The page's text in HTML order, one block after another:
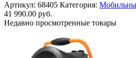
Артикул: 68405 Категория:
41 990.00 руб.
Недавно просмотренные товары